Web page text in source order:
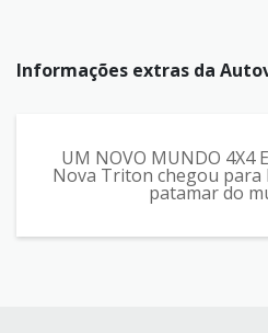
Informações extras da
UM NOVO MUNDO 4X4
Nova Triton chegou para
patamar do